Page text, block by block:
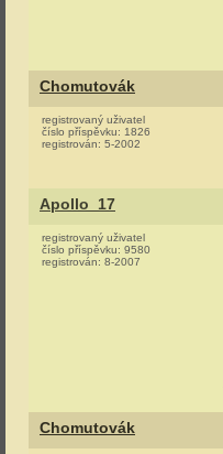
Chomutovák
registrovaný uživatel
číslo příspěvku: 1826
registrován: 5-2002
Apollo_17
registrovaný uživatel
číslo příspěvku: 9580
registrován: 8-2007
Chomutovák